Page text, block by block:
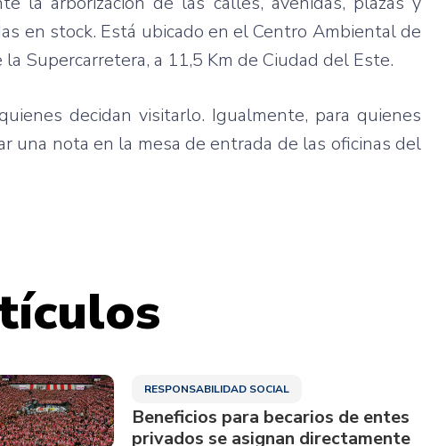
en stock. Está ubicado en el Centro Ambiental de
Supercarretera, a 11,5 Km de Ciudad del Este.
decidan visitarlo. Igualmente, para quienes
una nota en la mesa de entrada de las oficinas del
RESPONSABILIDAD SOCIAL
Beneficios para becarios de entes
privados se asignan directamente